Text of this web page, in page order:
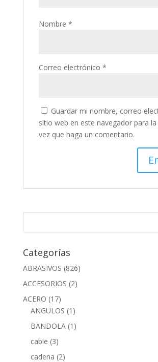
Nombre *
Correo electrónico *
Guardar mi nombre, correo
sitio web en este navegador para
vez que haga un comentario.
Categorías
ABRASIVOS (826)
ACCESORIOS (2)
ACERO (17)
ANGULOS (1)
BANDOLA (1)
cable (3)
cadena (2)